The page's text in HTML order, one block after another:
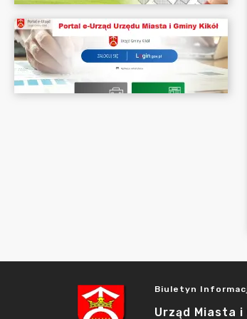
Biuletyn
Urząd Miasta i